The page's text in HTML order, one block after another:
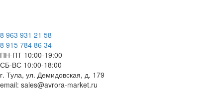
8 963 931 21 58
8 915 784 86 34
ПН-ПТ 10:00-19:00
СБ-ВС 10:00-18:00
г. Тула, ул. Демидовская, д. 179
email: sales@avrora-market.ru